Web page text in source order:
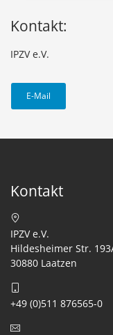
Kontakt:
IPZV e.V.
E-Mail
Kontakt
IPZV e.V.
Hildesheimer Str.
30880 Laatzen
+49 (0)511 876565-0